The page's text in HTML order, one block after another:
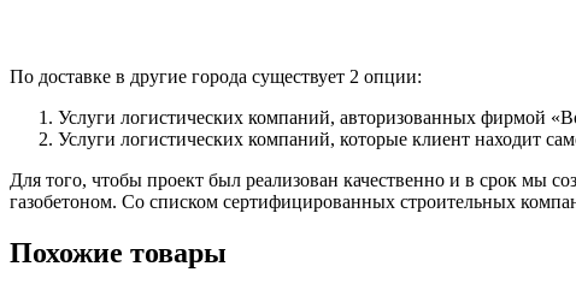
По доставке в другие города существует 2 опции:
Услуги логистических компаний, авторизованных фирмой
Услуги логистических компаний, которые клиент находит
Для того, чтобы проект был реализован качественно и в срок мы
газобетоном. Со списком сертифицированных строительных
Похожие товары